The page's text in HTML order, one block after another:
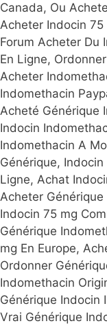
Canada, Ou
Acheter Indocin 75
Forum Acheter Du
En Ligne,
Acheter
Indomethacin
Acheté Générique
Indocin
Indomethacin A
Générique,
Ligne, Achat
Acheter
Indocin 75 mg
Générique
mg En Europe,
Ordonner
Indomethacin
Générique Indocin
Vrai Générique